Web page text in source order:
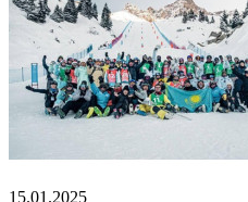
15.01.2025